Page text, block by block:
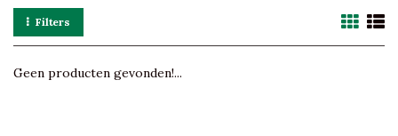
Filters
Geen producten gevonden!...